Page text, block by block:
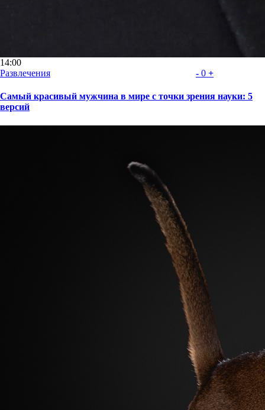
14:00
Развлечения
- 0 +
Самый красивый мужчина в мире с точки зрения науки: 5
версий